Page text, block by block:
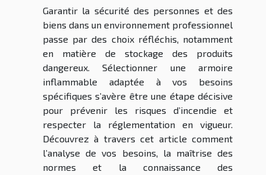
Garantir la sécurité des personnes et des
biens dans un environnement professionnel
passe par des choix réfléchis, notamment
en matière de stockage des produits
dangereux. Sélectionner une armoire
inflammable adaptée à vos besoins
spécifiques s’avère être une étape décisive
pour prévenir les risques d’incendie et
respecter la réglementation en vigueur.
Découvrez à travers cet article comment
l’analyse de vos besoins, la maîtrise des
normes et la connaissance des